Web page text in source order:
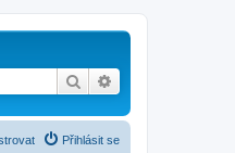
Hledat
Přihlásit se